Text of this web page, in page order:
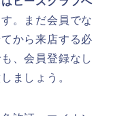
。まだ会員でな
から来店する必
、会員登録なし
ましょう。